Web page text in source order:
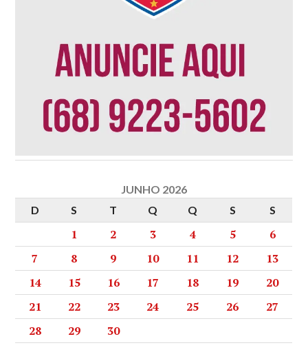
JUNHO 2026
D
S T Q Q S S
1 2 3 4 5
6
7
8 9 10 11 12
13
14
15 16 17 18 19
20
21
22 23 24 25 26
27
28
29 30